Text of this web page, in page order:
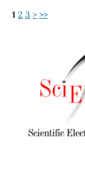
1 2 3 > >>